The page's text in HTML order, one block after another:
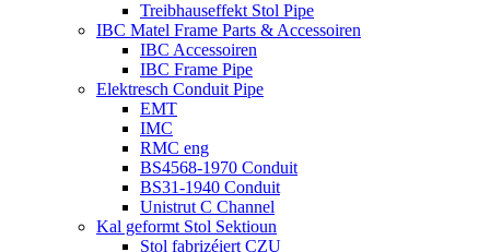
Treibhauseffekt Stol Pipe
IBC Matel Frame Parts & Accessoiren
IBC Accessoiren
IBC Frame Pipe
Elektresch Conduit Pipe
EMT
IMC
RMC eng
BS4568-1970 Conduit
BS31-1940 Conduit
Unistrut C Channel
Kal geformt Stol Sektioun
Stol fabrizéiert CZU